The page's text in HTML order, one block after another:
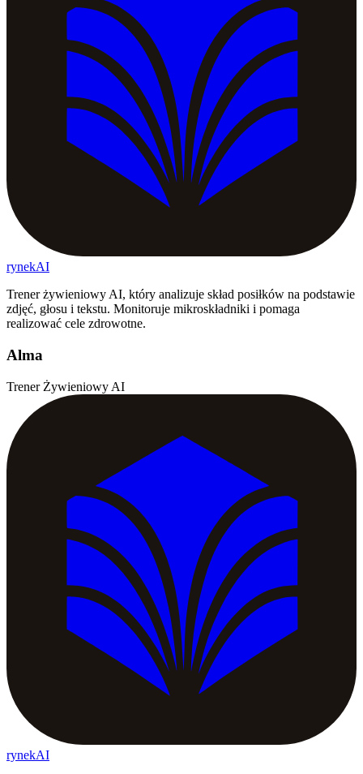
rynekAI
Trener żywieniowy AI, który analizuje skład posiłków na podstawie
zdjęć, głosu i tekstu. Monitoruje mikroskładniki i pomaga
realizować cele zdrowotne.
Alma
Trener Żywieniowy AI
rynekAI